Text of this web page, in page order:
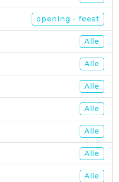
opening - feest
Alle
Alle
Alle
Alle
Alle
Alle
Alle